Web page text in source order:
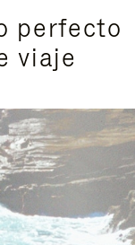
perfecto
viaje